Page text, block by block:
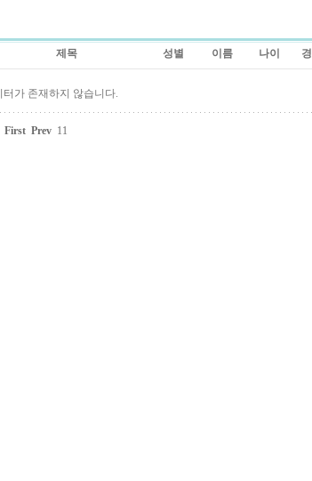
제목 성별 이름 나이
터가 존재하지 않습니다.
First Prev 11